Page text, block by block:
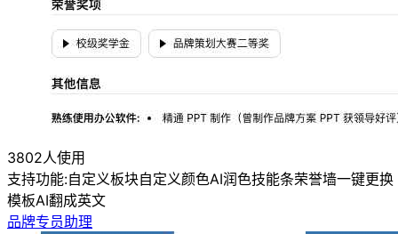
3802人使用
支持功能:自定义板块自定义颜色AI润色技能条荣誉墙一键更换
模板AI翻成英文
品牌专员助理